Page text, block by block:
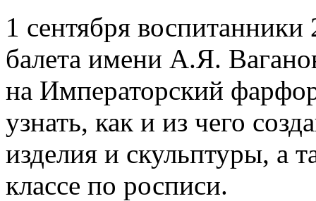
1 сентября
балета имени А.Я.
на Императорский
узнать, как и из чего
изделия и скульптуры, а
классе по росписи.